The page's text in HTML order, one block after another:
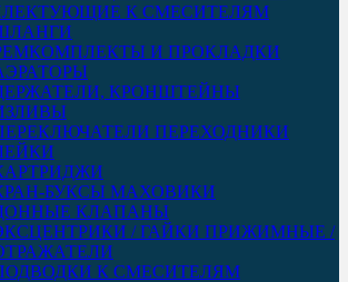
К СМЕСИТЕЛЯМ
И ПРОКЛАДКИ
КРОНШТЕЙНЫ
ПЕРЕХОДНИКИ
БУКСЫ МАХОВИКИ
КЛАПАНЫ
/ ГАЙКИ ПРИЖИМНЫЕ /
К СМЕСИТЕЛЯМ